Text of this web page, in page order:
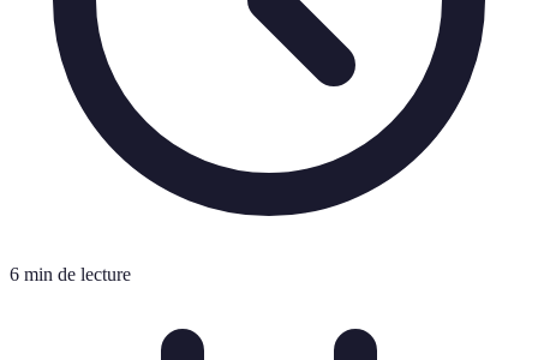
6 min de lecture